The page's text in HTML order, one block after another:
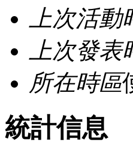
上次活動
上次發表
所在時區
統計信息